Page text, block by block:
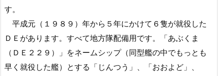
す。
平成元（１９８９）年から５年にかけて６隻が就役した
ＤＥがあります。すべて地方隊配備用です。「あぶくま
（ＤＥ２２９）」をネームシップ（同型艦の中でもっとも
早く就役した艦）とする「じんつう」、「おおよど」、